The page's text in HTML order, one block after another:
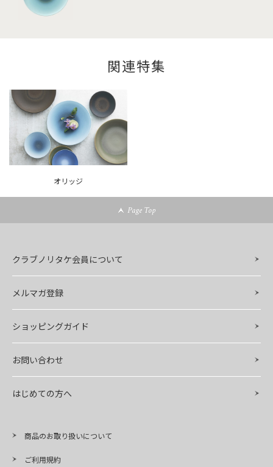
関連特集
オリッジ
Page Top
クラブノリタケ会員について
メルマガ登録
ショッピングガイド
お問い合わせ
はじめての方へ
商品のお取り扱いについて
ご利用規約